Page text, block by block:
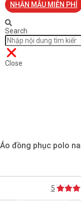
NHẬN MẪU MIỄN PHÍ
Search
Close
Áo đồng phục polo
5
Mô tả sản phẩm